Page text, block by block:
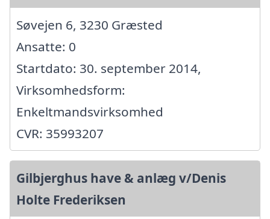
Søvejen 6, 3230 Græsted
Ansatte: 0
Startdato: 30. september 2014,
Virksomhedsform:
Enkeltmandsvirksomhed
CVR: 35993207
Gilbjerghus have & anlæg v/Denis
Holte Frederiksen